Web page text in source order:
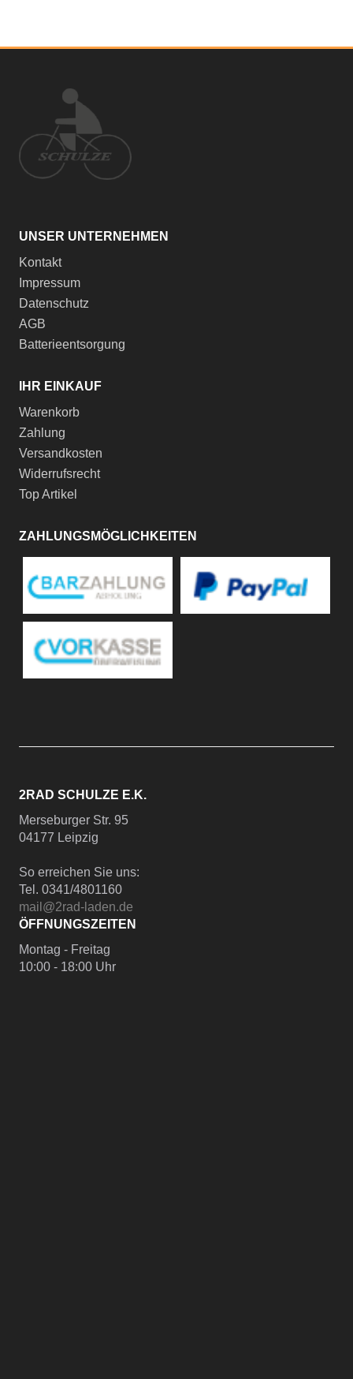
UNSER UNTERNEHMEN
Kontakt
Impressum
Datenschutz
AGB
Batterieentsorgung
IHR EINKAUF
Warenkorb
Zahlung
Versandkosten
Widerrufsrecht
Top Artikel
ZAHLUNGSMÖGLICHKEITEN
2RAD SCHULZE E.K.
Merseburger Str. 95
04177 Leipzig
So erreichen Sie uns:
Tel. 0341/4801160
mail@2rad-laden.de
ÖFFNUNGSZEITEN
Montag - Freitag
10:00 - 18:00 Uhr